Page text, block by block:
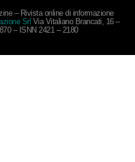
– Rivista online di informazione
Srl Via Vitaliano Brancati, 16 –
– ISNN 2421 – 2180